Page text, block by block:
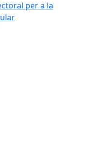
per a la obtenció